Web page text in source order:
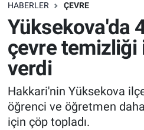
HABERLER ÇEVRE
Yüksekova'da
çevre temizliği
verdi
Hakkari'nin Yüksekova
öğrenci ve öğretmen
için çöp topladı.
Eğitim
Ekonomi
Genel
Gündem
Son Dakika Haberleri
Haber Arşivi